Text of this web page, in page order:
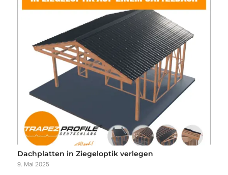
Dachplatten in Ziegeloptik verlegen
9. Mai 2025